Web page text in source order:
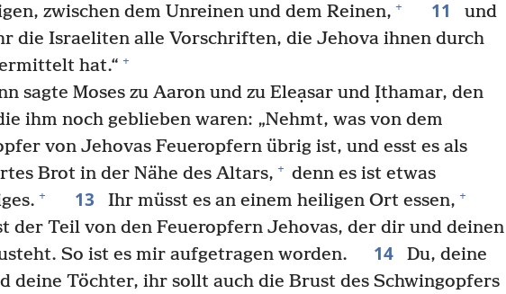
zwischen dem Unreinen und dem Reinen, + 11
und
die Israeliten alle Vorschriften, die Jehova ihnen durch
hat.“ +
sagte Moses zu Aaron und zu Eleạsar und Ịthamar, den
ihm noch geblieben waren: „Nehmt, was von dem
von Jehovas Feueropfern übrig ist, und esst es als
Brot in der Nähe des Altars, + denn es ist etwas
+ 13 Ihr müsst es an einem heiligen Ort essen, +
der Teil von den Feueropfern Jehovas, der dir und deinen
So ist es mir aufgetragen worden.
14
Du, deine
deine Töchter, ihr sollt auch die Brust des Schwingopfers